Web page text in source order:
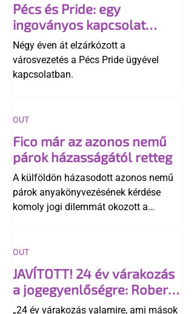
Pécs és Pride: egy
ingoványos kapcsolat
története
Négy éven át elzárkózott a
városvezetés a Pécs Pride ügyével
kapcsolatban.
Fico már az azonos nemű
párok házasságától retteg
A külföldön házasodott azonos nemű
párok anyakönyvezésének kérdése
komoly jogi dilemmát okozott a
egyértelműen tiltja a házasságuk
elismerését. Közben az ellenzéken belül
is vita robbant ki arról, hogy vissza
kellene-e vonni a kormány konzervatív
alkotmánymódosítását
OUT
JAVÍTOTT! 24 év várakozás
a jogegyenlőségre: Robert
Biedroń megindító üzenete
„24 év várakozás valamire, ami mások
OUT